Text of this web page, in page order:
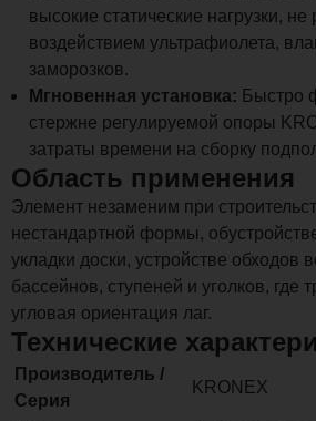
высокие статические нагрузки, не
воздействием ультрафиолета,
заморозков.
Мгновенная установка: Быстро
стержне регулируемой опоры
затраты времени на сборку
Область применения
Элемент незаменим при
нестандартной формы,
укладки доски, устройстве обходов
бассейнов, ступеней и уголков, где
угловая ориентация лаг.
Технические
Производитель /
Серия
KRONEX